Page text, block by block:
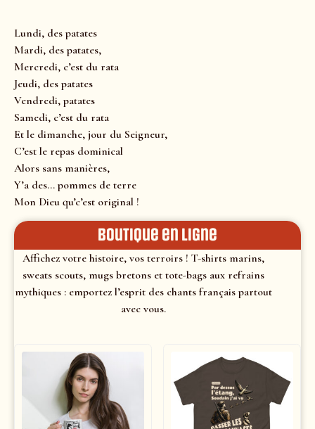
Lundi, des patates
Mardi, des patates,
Mercredi, c’est du rata
Jeudi, des patates
Vendredi, patates
Samedi, c’est du rata
Et le dimanche, jour du Seigneur,
C’est le repas dominical
Alors sans manières,
Y’a des… pommes de terre
Mon Dieu qu’c’est original !
Boutique en ligne
Affichez votre histoire, vos terroirs ! T-shirts marins,
sweats scouts, mugs bretons et tote-bags aux refrains
mythiques : emportez l’esprit des chants français partout
avec vous.